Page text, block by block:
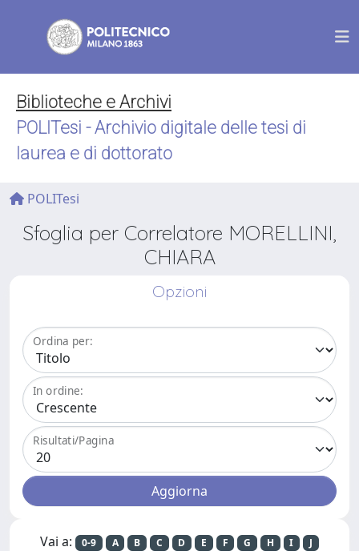
Biblioteche e Archivi
POLITesi - Archivio digitale delle tesi di
laurea e di dottorato
POLITesi
Sfoglia per Correlatore MORELLINI,
CHIARA
Opzioni
Ordina per:
In ordine:
Risultati/Pagina
Vai a: 0-9 A B C D E F G H I
J